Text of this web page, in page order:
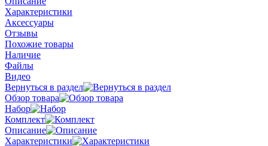
Характеристики
Аксессуары
Отзывы
Похожие товары
Наличие
Файлы
Видео
Вернуться в раздел
Обзор товара
Набор
Комплект
Описание
Характеристики